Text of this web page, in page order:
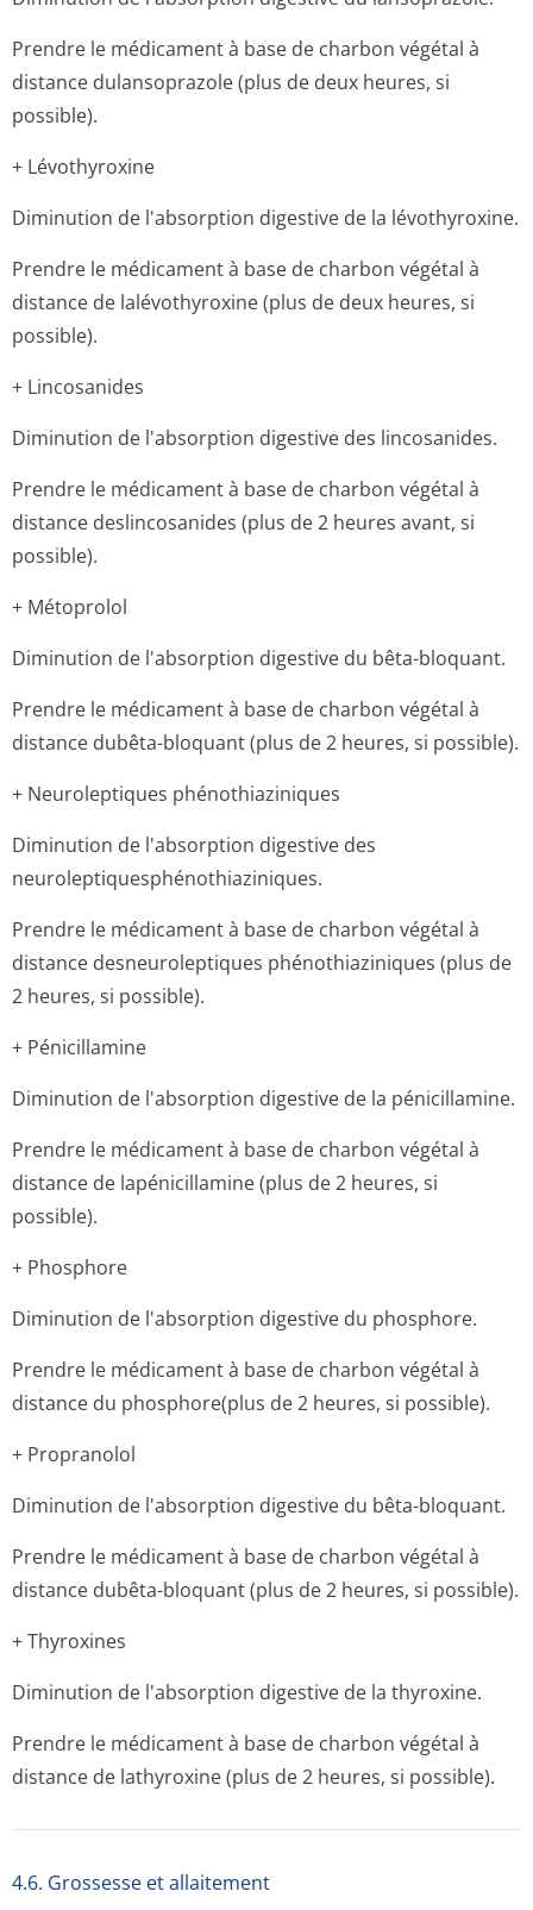
Prendre le médicament à base de charbon végétal à
distance dulansoprazole (plus de deux heures, si
possible).
+ Lévothyroxine
Diminution de l'absorption digestive de la lévothyroxine.
Prendre le médicament à base de charbon végétal à
distance de lalévothyroxine (plus de deux heures, si
possible).
+ Lincosanides
Diminution de l'absorption digestive des lincosanides.
Prendre le médicament à base de charbon végétal à
distance deslincosanides (plus de 2 heures avant, si
possible).
+ Métoprolol
Diminution de l'absorption digestive du bêta-bloquant.
Prendre le médicament à base de charbon végétal à
distance dubêta-bloquant (plus de 2 heures, si possible).
+ Neuroleptiques phénothiaziniques
Diminution de l'absorption digestive des
neuroleptiques­phénothiazini­ques.
Prendre le médicament à base de charbon végétal à
distance desneuroleptiques phénothiaziniques (plus de
2 heures, si possible).
+ Pénicillamine
Diminution de l'absorption digestive de la pénicillamine.
Prendre le médicament à base de charbon végétal à
distance de lapénicillamine (plus de 2 heures, si
possible).
+ Phosphore
Diminution de l'absorption digestive du phosphore.
Prendre le médicament à base de charbon végétal à
distance du phosphore(plus de 2 heures, si possible).
+ Propranolol
Diminution de l'absorption digestive du bêta-bloquant.
Prendre le médicament à base de charbon végétal à
distance dubêta-bloquant (plus de 2 heures, si possible).
+ Thyroxines
Diminution de l'absorption digestive de la thyroxine.
Prendre le médicament à base de charbon végétal à
distance de lathyroxine (plus de 2 heures, si possible).
4.6. Grossesse et allaitement